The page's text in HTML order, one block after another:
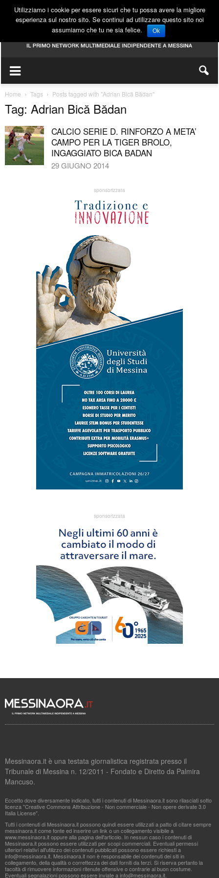
Home Tags Posts tagged with "Adrian Bică Bădan"
Tag: Adrian Bică Bădan
CALCIO SERIE D. RINFORZO A META’
CAMPO PER LA TIGER BROLO,
INGAGGIATO BICA BADAN
29 GIUGNO 2014
sponsorizzata
sponsorizzata
Messinaora.it è una testata giornalistica registrata presso il
Tribunale di Messina n. 12/2011 - Fondato e Diretto da Palmira
Mancuso.
Eccetto dove diversamente indicato, tutti i contenuti di Messinaora.it sono rilasciati sotto
licenza "Creative Commons Attribuzione - Non commerciale - Non opere derivate 3.0
Italia License".
Tutti i contenuti di Messinaora.it possono quindi essere utilizzati a patto di citare sempre
messinaora.it come fonte ed inserire un link o un collegamento visibile a
www.messinaora.it oppure alla pagina dell'articolo. In nessun caso i contenuti di
Messinaora.it possono essere utilizzati per scopi commerciali. Eventuali permessi
ulteriori relativi all'utilizzo dei contenuti pubblicati possono essere richiesti a
info@messinaora.it . Messinaora.it non è responsabile dei contenuti dei siti in
collegamento, della qualità o correttezza dei dati forniti da terzi. Si riserva pertanto la
facoltà di rimuovere informazioni ritenute offensive o contrarie al buon costume.
Eventuali segnalazioni possono essere inviate ainfo@messinaora.it
Utilizziamo i cookie per essere sicuri che tu possa avere la migliore
esperienza sul nostro sito. Se continui ad utilizzare questo sito noi
assumiamo che tu ne sia felice.
Ok